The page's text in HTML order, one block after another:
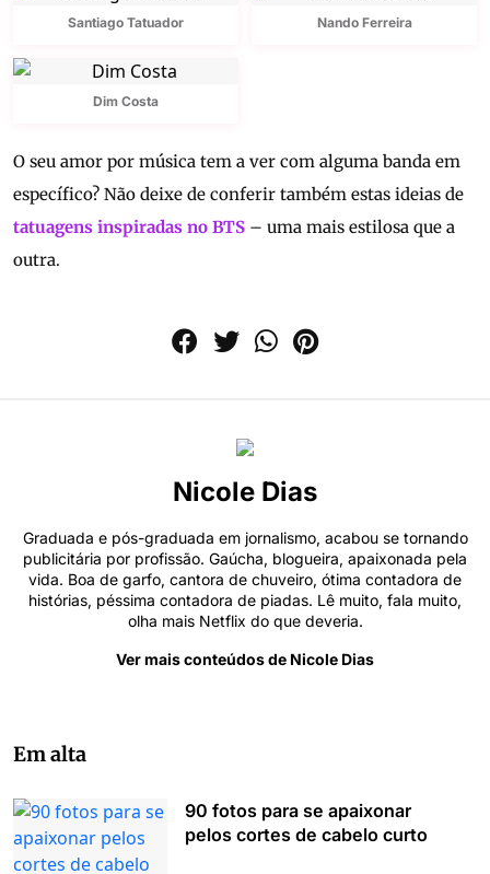
Santiago Tatuador Nando Ferreira
Dim Costa
O seu amor por música tem a ver com alguma banda em
específico? Não deixe de conferir também estas ideias de
tatuagens inspiradas no BTS – uma mais estilosa que a
outra.
Nicole Dias
Graduada e pós-graduada em jornalismo, acabou se tornando
publicitária por profissão. Gaúcha, blogueira, apaixonada pela
vida. Boa de garfo, cantora de chuveiro, ótima contadora de
histórias, péssima contadora de piadas. Lê muito, fala muito,
olha mais Netflix do que deveria.
Ver mais conteúdos de Nicole Dias
Em alta
90 fotos para se apaixonar
pelos cortes de cabelo curto